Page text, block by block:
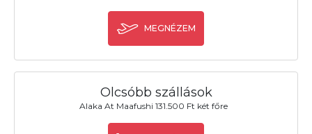
MEGNÉZEM
Olcsóbb szállások
Alaka At Maafushi 131.500 Ft két főre